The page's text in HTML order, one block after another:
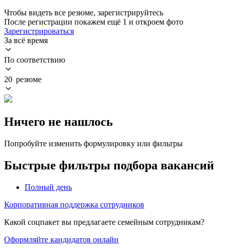
Чтобы видеть все резюме, зарегистрируйтесь
После регистрации покажем ещё 1 и откроем фото
Зарегистрироваться
За всё время
По соответствию
20 резюме
Ничего не нашлось
Попробуйте изменить формулировку или фильтры
Быстрые фильтры подбора вакансий
Полный день
Корпоративная поддержка сотрудников
Какой соцпакет вы предлагаете семейным сотрудникам?
Оформляйте кандидатов онлайн